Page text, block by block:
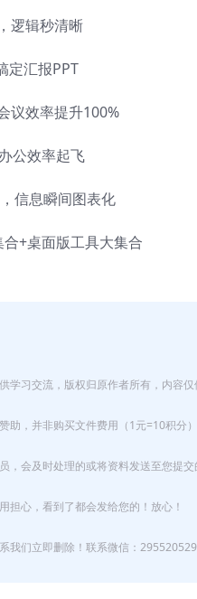
逻辑秒清晰
定汇报PPT
议效率提升100%
公效率起飞
信息瞬间图表化
+桌面版工具大集合
学习交流，版权归原作者所有，内容仅
助，并非购买文件费用（1元=10积分）
，会及时处理的或将资料发送至您提交
担心，看到了都会发给您的！放心！
我们立即删除！联系微信：295520529